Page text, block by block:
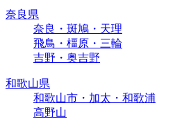
奈良県
奈良・斑鳩・天理
飛鳥・橿原・三輪
吉野・奥吉野
和歌山県
和歌山市・加太・和歌浦
高野山